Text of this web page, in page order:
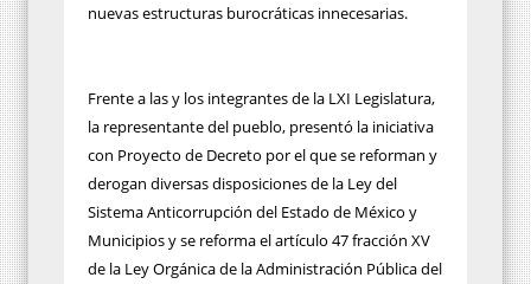
nuevas estructuras burocráticas innecesarias.
Frente a las y los integrantes de la LXI Legislatura,
la representante del pueblo, presentó la iniciativa
con Proyecto de Decreto por el que se reforman y
derogan diversas disposiciones de la Ley del
Sistema Anticorrupción del Estado de México y
Municipios y se reforma el artículo 47 fracción XV
de la Ley Orgánica de la Administración Pública del